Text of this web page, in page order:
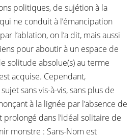
politiques, de sujétion à la
ne conduit à l’émancipation
l’ablation, on l’a dit, mais aussi
pour aboutir à un espace de
solitude absolue(s) au terme
acquise. Cependant,
sans vis-à-vis, sans plus de
à la lignée par l’absence de
prolongé dans l’idéal solitaire de
monstre : Sans-Nom est